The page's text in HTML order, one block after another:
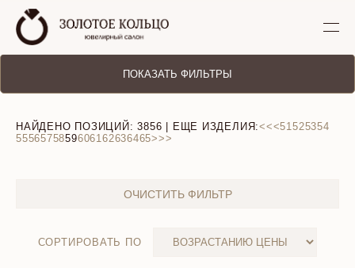
ПОКАЗАТЬ ФИЛЬТРЫ
НАЙДЕНО ПОЗИЦИЙ:3856 | ЕЩЕ ИЗДЕЛИЯ:<<<51525354
5556575859606162636465>>>
ОЧИСТИТЬ ФИЛЬТР
СОРТИРОВАТЬ ПО